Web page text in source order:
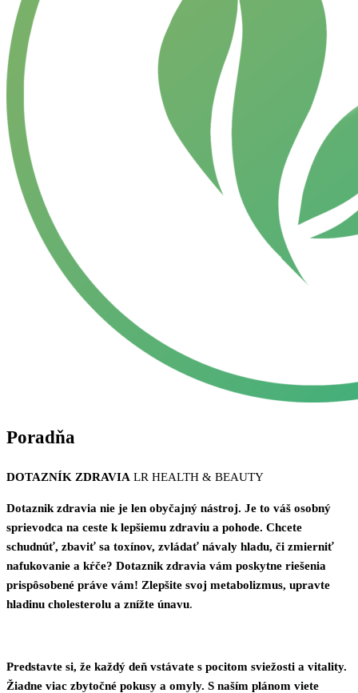
Poradňa
DOTAZNÍK ZDRAVIA LR HEALTH & BEAUTY
Dotaznik zdravia nie je len obyčajný nástroj. Je to váš osobný
sprievodca na ceste k lepšiemu zdraviu a pohode. Chcete
schudnúť, zbaviť sa toxínov, zvládať návaly hladu, či zmierniť
nafukovanie a kŕče? Dotaznik zdravia vám poskytne riešenia
prispôsobené práve vám! Zlepšite svoj metabolizmus, upravte
hladinu cholesterolu a znížte únavu.
Predstavte si, že každý deň vstávate s pocitom sviežosti a vitality.
Žiadne viac zbytočné pokusy a omyly. S naším plánom viete